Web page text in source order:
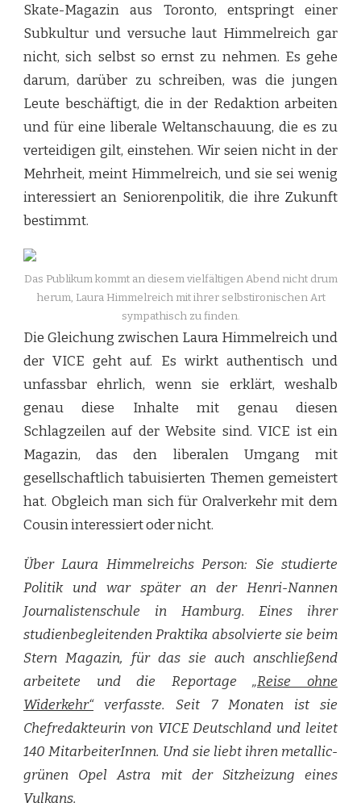
Skate-Magazin aus Toronto, entspringt einer
Subkultur und versuche laut Himmelreich gar
nicht, sich selbst so ernst zu nehmen. Es gehe
darum, darüber zu schreiben, was die jungen
Leute beschäftigt, die in der Redaktion arbeiten
und für eine liberale Weltanschauung, die es zu
verteidigen gilt, einstehen. Wir seien nicht in der
Mehrheit, meint Himmelreich, und sie sei wenig
interessiert an Seniorenpolitik, die ihre Zukunft
bestimmt.
Das Publikum kommt an diesem vielfältigen Abend nicht drum
herum, Laura Himmelreich mit ihrer selbstironischen Art
sympathisch zu finden.
Die Gleichung zwischen Laura Himmelreich und
der VICE geht auf. Es wirkt authentisch und
unfassbar ehrlich, wenn sie erklärt, weshalb
genau diese Inhalte mit genau diesen
Schlagzeilen auf der Website sind. VICE ist ein
Magazin, das den liberalen Umgang mit
gesellschaftlich tabuisierten Themen gemeistert
hat. Obgleich man sich für Oralverkehr mit dem
Cousin interessiert oder nicht.
Über Laura Himmelreichs Person: Sie studierte
Politik und war später an der Henri-Nannen
Journalistenschule in Hamburg. Eines ihrer
studienbegleitenden Praktika absolvierte sie beim
Stern Magazin, für das sie auch anschließend
arbeitete und die Reportage„Reise ohne
Widerkehr“verfasste. Seit 7 Monaten ist sie
Chefredakteurin von VICE Deutschland und leitet
140 MitarbeiterInnen. Und sie liebt ihren metallic-
grünen Opel Astra mit der Sitzheizung eines
Vulkans.